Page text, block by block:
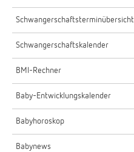
Schwangerschaftsterminübersicht
Schwangerschaftskalender
BMI-Rechner
Baby-Entwicklungskalender
Babyhoroskop
Babynews